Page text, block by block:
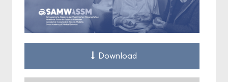
Down­load